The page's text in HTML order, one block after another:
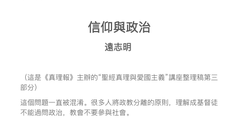
信仰與政治
遠志明
（這是《真理報》主辦的“聖經真理與愛國主義”講座整理稿第三
部分）
這個問題一直被混淆。很多人將政教分離的原則，理解成基督徒
不能過問政治，教會不要參與社會。